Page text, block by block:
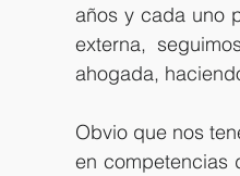
años y cada uno
externa,
ahogada,
Obvio que nos
en competencias